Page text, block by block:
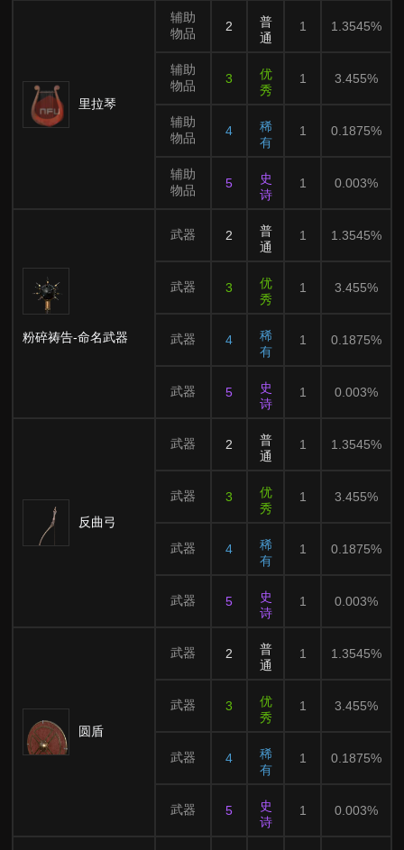
里拉琴
辅助
物品
2
普
通
1 1.3545%
辅助
物品
3
优
秀
1 3.455%
辅助
物品
4
稀
有
1 0.1875%
辅助
物品
5
史
诗
1 0.003%
粉碎祷告-命名武器
武器 2
普
通
1 1.3545%
武器 3
优
秀
1 3.455%
武器 4
稀
有
1 0.1875%
武器 5
史
诗
1 0.003%
反曲弓
武器 2
普
通
1 1.3545%
武器 3
优
秀
1 3.455%
武器 4
稀
有
1 0.1875%
武器 5
史
诗
1 0.003%
圆盾
武器 2
普
通
1 1.3545%
武器 3
优
秀
1 3.455%
武器 4
稀
有
1 0.1875%
武器 5
史
诗
1 0.003%